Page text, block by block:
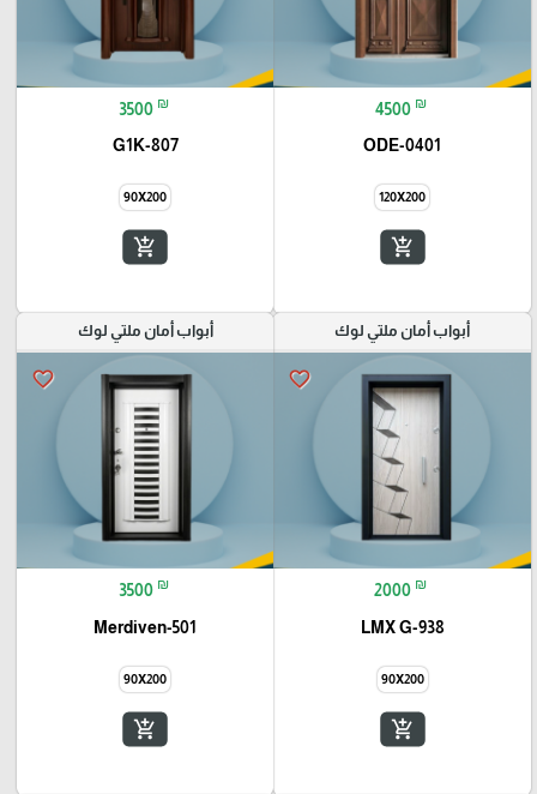
4500 ₪
ODE-0401
120X200
add_shopping_cart
3500 ₪
G1K-807
90X200
add_shopping_cart
أبواب أمان ملتي لوك
favorite_border
2000 ₪
LMX G-938
90X200
add_shopping_cart
أبواب أمان ملتي لوك
favorite_border
3500 ₪
Merdiven-501
90X200
add_shopping_cart